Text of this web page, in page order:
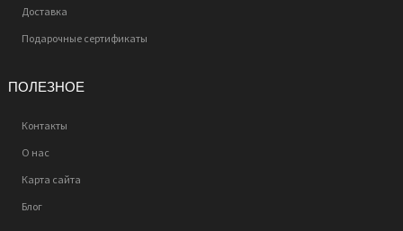
Доставка
Подарочные сертификаты
ПОЛЕЗНОЕ
Контакты
О нас
Карта сайта
Блог